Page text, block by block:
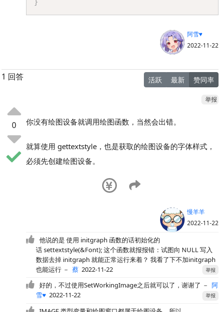
阿雪♥
2022-11-22
1 回答 活跃 最新 赞同率
举报
0 你没有绘图设备就调用绘图函数，当然会出错。
就算使用 gettextstyle，也是获取的绘图设备的字体样式，
必须先创建绘图设备。
慢羊羊
2022-11-22
他说的是 使用 initgraph 函数的话初始化的
话 settextstyle(&Font); 这个函数就报报错：试图向 NULL 写入
数据去掉 initgraph 就能正常运行来着？ 我看了下不加initgraph
也能运行 － 蔡 2022-11-22 举报
好的，不过使用SetWorkingImage之后就可以了，谢谢了 － 阿
雪♥ 2022-11-22 举报